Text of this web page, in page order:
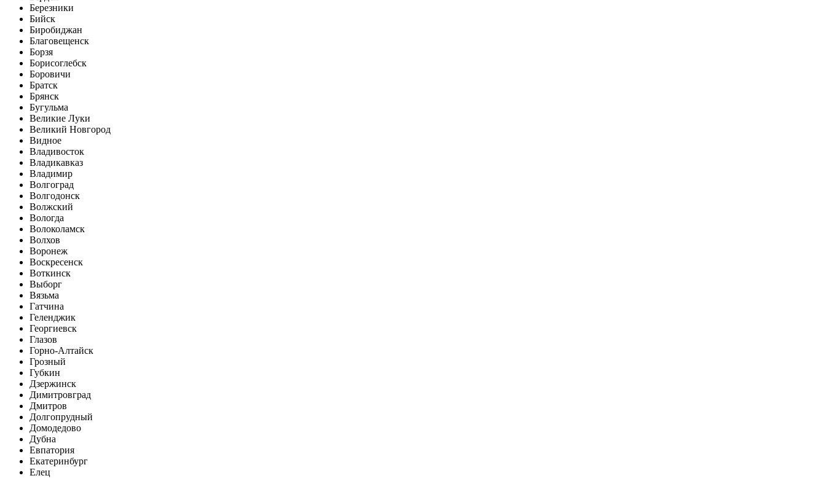
Березники
Бийск
Биробиджан
Благовещенск
Борзя
Борисоглебск
Боровичи
Братск
Брянск
Бугульма
Великие Луки
Великий Новгород
Видное
Владивосток
Владикавказ
Владимир
Волгоград
Волгодонск
Волжский
Вологда
Волоколамск
Волхов
Воронеж
Воскресенск
Воткинск
Выборг
Вязьма
Гатчина
Геленджик
Георгиевск
Глазов
Горно-Алтайск
Грозный
Губкин
Дзержинск
Димитровград
Дмитров
Долгопрудный
Домодедово
Дубна
Евпатория
Екатеринбург
Елец